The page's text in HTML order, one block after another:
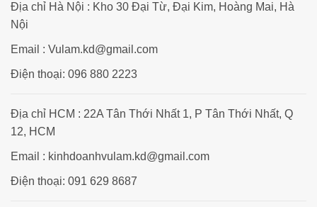
Địa chỉ Hà Nội : Kho 30 Đại Từ, Đại Kim, Hoàng Mai, Hà
Nội
Email : Vulam.kd@gmail.com
Điện thoại: 096 880 2223
Địa chỉ HCM : 22A Tân Thới Nhất 1, P Tân Thới Nhất, Q
12, HCM
Email : kinhdoanhvulam.kd@gmail.com
Điện thoại: 091 629 8687